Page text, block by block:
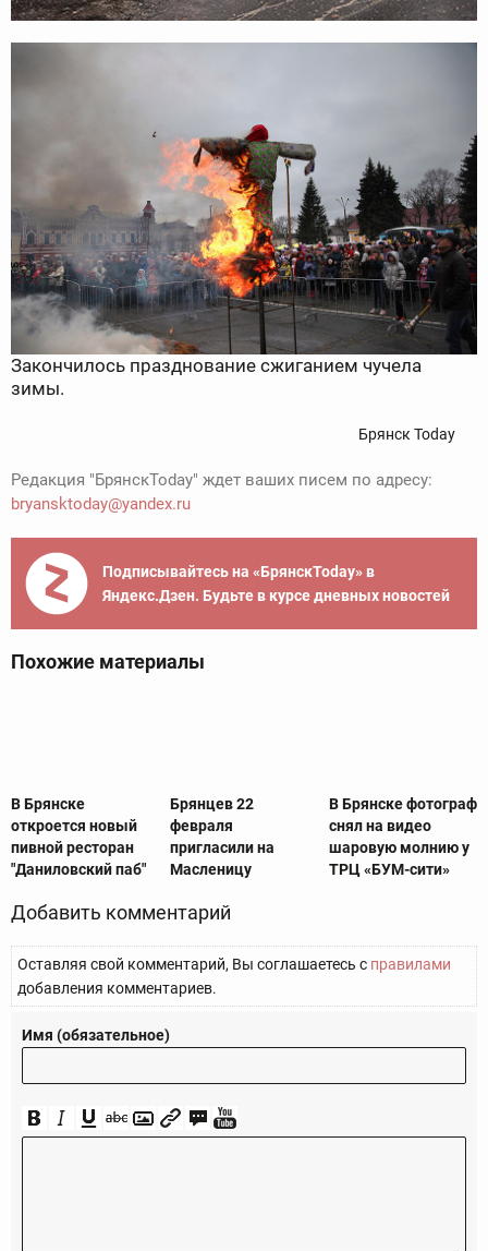
Закончилось празднование сжиганием чучела
зимы.
Брянск Today
Редакция "БрянскToday" ждет ваших писем по адресу:
bryansktoday@yandex.ru
Подписывайтесь на «БрянскToday» в
Яндекс.Дзен. Будьте в курсе дневных новостей
Похожие материалы
В Брянске
откроется новый
пивной ресторан
"Даниловский паб"
Брянцев 22
февраля
пригласили на
Масленицу
В Брянске фотограф
снял на видео
шаровую молнию у
ТРЦ «БУМ-сити»
Добавить комментарий
Оставляя свой комментарий, Вы соглашаетесь с правилами
добавления комментариев.
Имя (обязательное)